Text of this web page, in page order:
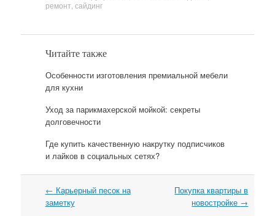
ремонт сайдинг
Читайте также
Особенности изготовления премиальной мебели
для кухни
Уход за парикмахерской мойкой: секреты
долговечности
Где купить качественную накрутку подписчиков
и лайков в социальных сетях?
Навигация
← Карьерный песок на
заметку
Покупка квартиры в
новостройке →